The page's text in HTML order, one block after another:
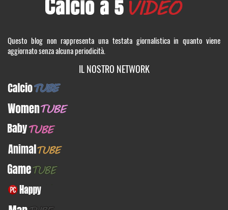
Questo blog non rappresenta una testata giornalistica in quanto viene
aggiornato senza alcuna periodicità.
IL NOSTRO NETWORK